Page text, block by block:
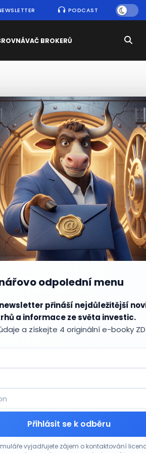
PODCAST
BROKERŮ
odpolední menu
přináší nejdůležitější
a informace ze světa investic.
a získejte 4 originální e-booky
Přihlásit se k odběru
vyjadřujete zájem o kontaktování
zprávy
příležitosti
klesají, ale nejhoršímu